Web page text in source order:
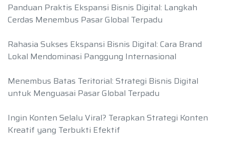
Panduan Praktis Ekspansi Bisnis Digital: Langkah
Cerdas Menembus Pasar Global Terpadu
Rahasia Sukses Ekspansi Bisnis Digital: Cara Brand
Lokal Mendominasi Panggung Internasional
Menembus Batas Teritorial: Strategi Bisnis Digital
untuk Menguasai Pasar Global Terpadu
Ingin Konten Selalu Viral? Terapkan Strategi Konten
Kreatif yang Terbukti Efektif